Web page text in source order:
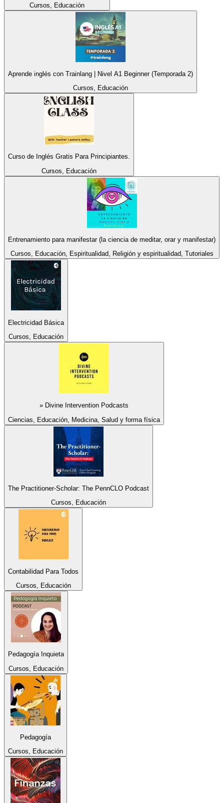
Cursos, Educación
Aprende inglés con Trainlang | Nivel A1 Beginner (Temporada 2)
Cursos, Educación
Curso de Inglés Gratis Para Principiantes.
Cursos, Educación
Entrenamiento para manifestar (la ciencia de meditar, orar y manifestar)
Cursos, Educación, Espiritualidad, Religión y espiritualidad, Tutoriales
Electricidad Básica
Cursos, Educación
» Divine Intervention Podcasts
Ciencias, Educación, Medicina, Salud y forma física
The Practitioner-Scholar: The PennCLO Podcast
Cursos, Educación
Contabilidad Para Todos
Cursos, Educación
Pedagogía Inquieta
Cursos, Educación
Pedagogía
Cursos, Educación